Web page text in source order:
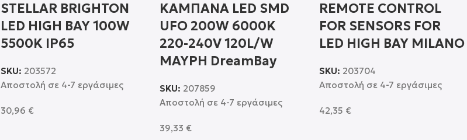
STELLAR BRIGHTON
LED HIGH BAY 100W
5500K IP65
SKU: 203572
Αποστολή σε 4-7 εργάσιμες
30,96 €
ΚΑΜΠΑΝΑ LED SMD
UFO 200W 6000K
220-240V 120L/W
ΜΑΥΡΗ DreamBay
SKU: 207859
Αποστολή σε 4-7 εργάσιμες
39,33 €
REMOTE CONTROL
FOR SENSORS FOR
LED HIGH BAY MILANO
SKU: 203704
Αποστολή σε 4-7 εργάσιμες
42,35 €